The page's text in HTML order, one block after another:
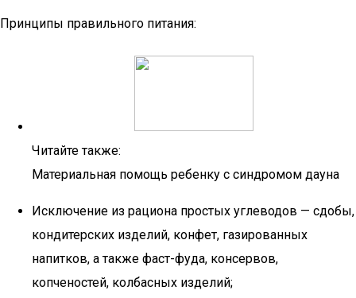
Принципы правильного питания:
Читайте также:
Материальная помощь ребенку с синдромом дауна
Исключение из рациона простых углеводов — сдобы,
кондитерских изделий, конфет, газированных
напитков, а также фаст-фуда, консервов,
копченостей, колбасных изделий;